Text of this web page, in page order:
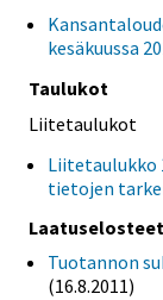
kesäkuussa
Taulukot
Liitetaulukot
Liitetaulukko
tietojen
Laatuselosteet
Tuotannon
(16.8.2011)